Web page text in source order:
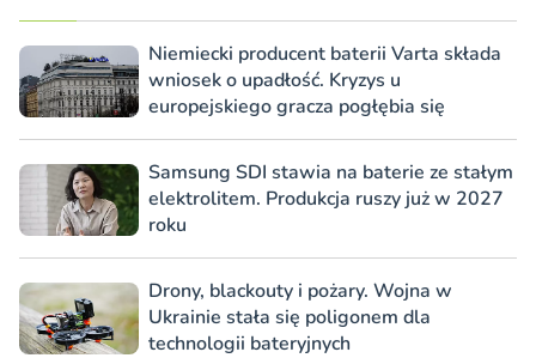
Niemiecki producent baterii Varta składa
wniosek o upadłość. Kryzys u
europejskiego gracza pogłębia się
Samsung SDI stawia na baterie ze stałym
elektrolitem. Produkcja ruszy już w 2027
roku
Drony, blackouty i pożary. Wojna w
Ukrainie stała się poligonem dla
technologii bateryjnych